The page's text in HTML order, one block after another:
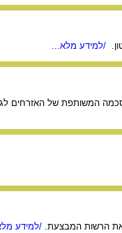
/למידע מלא...
המשותפת של האזרחים
הרשות המבצעת. /למידע